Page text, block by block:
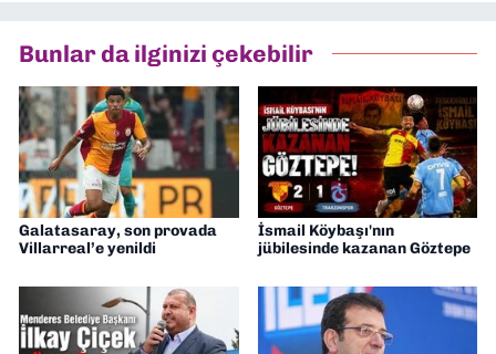
Gazetesi'nde editörlük yapıyorum
Bunlar da ilginizi çekebilir
Galatasaray, son provada
Villarreal’e yenildi
İsmail Köybaşı'nın
jübilesinde kazanan Göztepe